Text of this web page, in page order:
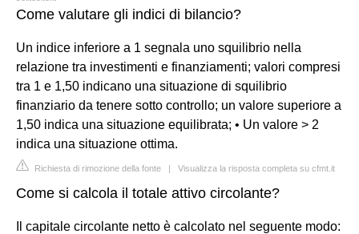
Come valutare gli indici di bilancio?
Un indice inferiore a 1 segnala uno squilibrio nella
relazione tra investimenti e finanziamenti; valori compresi
tra 1 e 1,50 indicano una situazione di squilibrio
finanziario da tenere sotto controllo; un valore superiore a
1,50 indica una situazione equilibrata; • Un valore > 2
indica una situazione ottima.
Richiesta di rimozione della fonte | Visualizza la risposta completa su cfmt.it
Come si calcola il totale attivo circolante?
Il capitale circolante netto è calcolato nel seguente modo: